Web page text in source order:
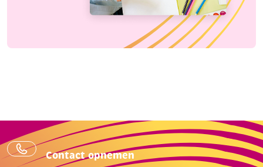
Contact opnemen